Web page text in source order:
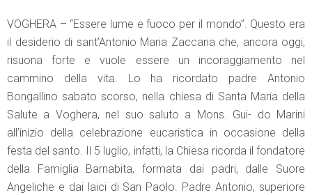
VOGHERA – “Essere lume e fuoco per il mondo”. Questo era
il desiderio di sant’Antonio Maria Zaccaria che, ancora oggi,
risuona forte e vuole essere un incoraggiamento nel
cammino della vita. Lo ha ricordato padre Antonio
Bongallino sabato scorso, nella chiesa di Santa Maria della
Salute a Voghera, nel suo saluto a Mons. Gui- do Marini
all’inizio della celebrazione eucaristica in occasione della
festa del santo. Il 5 luglio, infatti, la Chiesa ricorda il fondatore
della Famiglia Barnabita, formata dai padri, dalle Suore
Angeliche e dai laici di San Paolo. Padre Antonio, superiore